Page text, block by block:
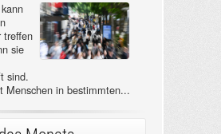
treffen
sie
sind.
Menschen in bestimmten...